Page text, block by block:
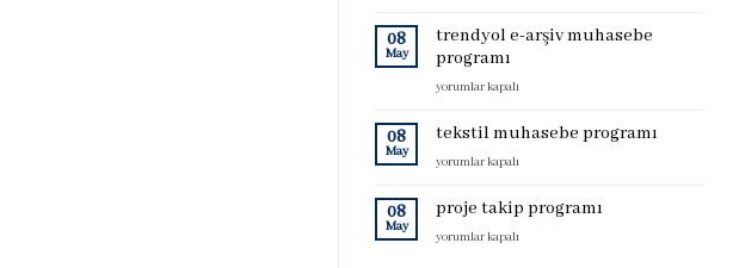
takibi
için
08
May
trendyol e-arşiv muhasebe
programı
trendyol
arşiv
programı
yorumlar kapalı
08
May
tekstil muhasebe programı
tekstil
programı
yorumlar kapalı
08
May
proje takip programı
proje
yorumlar kapalı